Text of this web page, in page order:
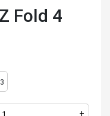
Fold 4
+